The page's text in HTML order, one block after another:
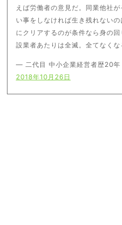
えば労働者の意見だ。同業他社
い事をしなければ生き残れない
にクリアするのが条件なら身の
設業者あたりは全滅。全てなくな
— 二代目 中小企業経営者歴20
2018年10月26日